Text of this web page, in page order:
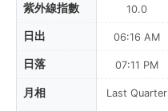
紫外線指數
日出
日落
月相
10.0
06:16 AM
07:11 PM
Last Quarter